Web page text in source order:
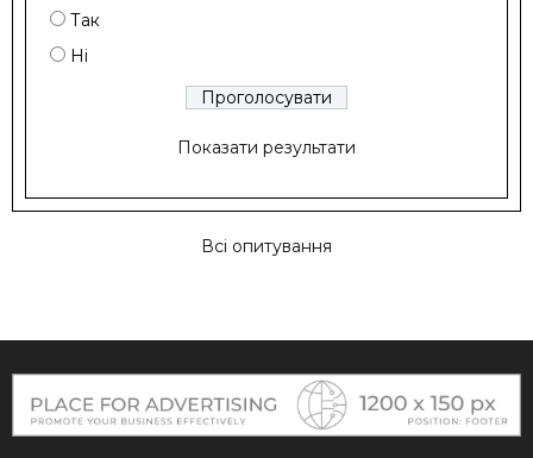
Так
Ні
Показати результати
Всі опитування